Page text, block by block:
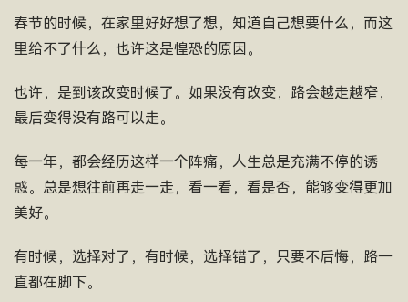
春节的时候，在家里好好想了想，知道自己想要什么，而这
里给不了什么，也许这是惶恐的原因。
也许，是到该改变时候了。如果没有改变，路会越走越窄，
最后变得没有路可以走。
每一年，都会经历这样一个阵痛，人生总是充满不停的诱
惑。总是想往前再走一走，看一看，看是否，能够变得更加
美好。
有时候，选择对了，有时候，选择错了，只要不后悔，路一
直都在脚下。